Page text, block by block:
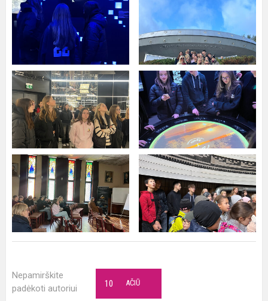
Nepamirškite
padėkoti autoriui
AČIŪ
10